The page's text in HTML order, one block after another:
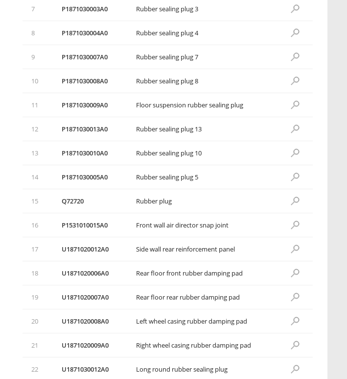
7 P1871030003A0 Rubber sealing plug 3
8 P1871030004A0 Rubber sealing plug 4
9 P1871030007A0 Rubber sealing plug 7
10 P1871030008A0 Rubber sealing plug 8
11 P1871030009A0 Floor suspension rubber sealing plug
12 P1871030013A0 Rubber sealing plug 13
13 P1871030010A0 Rubber sealing plug 10
14 P1871030005A0 Rubber sealing plug 5
15 Q72720 Rubber plug
16 P1531010015A0 Front wall air director snap joint
17 U1871020012A0 Side wall rear reinforcement panel
18 U1871020006A0 Rear floor front rubber damping pad
19 U1871020007A0 Rear floor rear rubber damping pad
20 U1871020008A0 Left wheel casing rubber damping pad
21 U1871020009A0 Right wheel casing rubber damping pad
22 U1871030012A0 Long round rubber sealing plug